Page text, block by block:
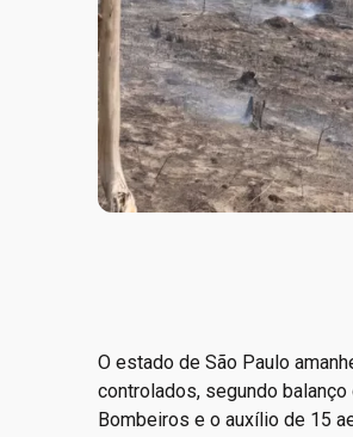
O estado de São Paulo
controlados, segundo
Bombeiros e o auxílio de 15